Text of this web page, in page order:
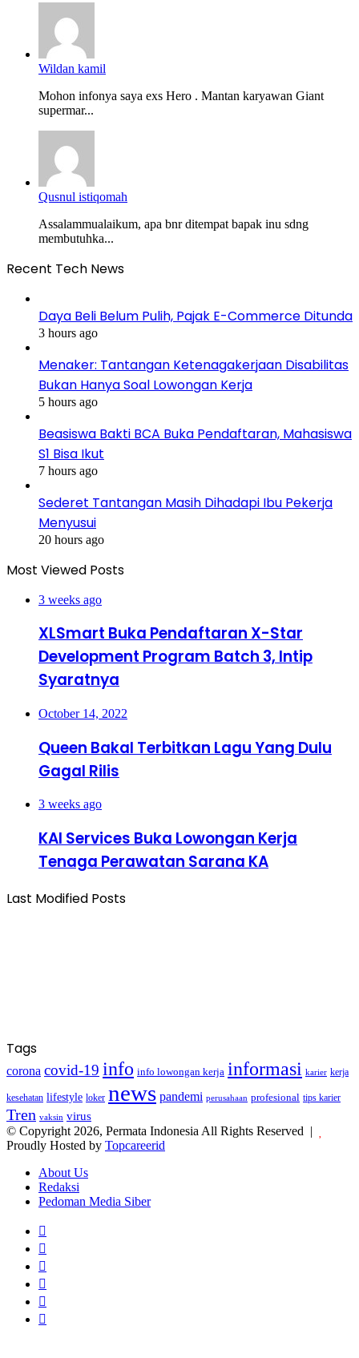
Wildan kamil
Mohon infonya saya exs Hero . Mantan karyawan Giant
supermar...
Qusnul istiqomah
Assalammualaikum, apa bnr ditempat bapak inu sdng
membutuhka...
Recent Tech News
Daya Beli Belum Pulih, Pajak E-Commerce Ditunda
3 hours ago
Menaker: Tantangan Ketenagakerjaan Disabilitas
Bukan Hanya Soal Lowongan Kerja
5 hours ago
Beasiswa Bakti BCA Buka Pendaftaran, Mahasiswa
S1 Bisa Ikut
7 hours ago
Sederet Tantangan Masih Dihadapi Ibu Pekerja
Menyusui
20 hours ago
Most Viewed Posts
3 weeks ago
XLSmart Buka Pendaftaran X-Star
Development Program Batch 3, Intip
Syaratnya
October 14, 2022
Queen Bakal Terbitkan Lagu Yang Dulu
Gagal Rilis
3 weeks ago
KAI Services Buka Lowongan Kerja
Tenaga Perawatan Sarana KA
Last Modified Posts
Tags
corona covid-19 info info lowongan kerja informasi karier kerja
kesehatan lifestyle loker news pandemi perusahaan profesional tips karier
Tren vaksin virus
© Copyright 2026, Permata Indonesia All Rights Reserved |
Proudly Hosted by Topcareerid
About Us
Redaksi
Pedoman Media Siber